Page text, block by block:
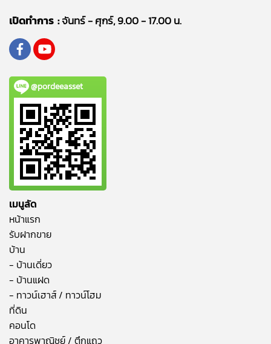
เปิดทำการ :จันทร์ - ศุกร์, 9.00 - 17.00 น.
@pordeeasset
เมนูลัด
หน้าแรก
รับฝากขาย
บ้าน
- บ้านเดี่ยว
- บ้านแฝด
- ทาวน์เฮาส์ / ทาวน์โฮม
ที่ดิน
คอนโด
อาคารพาณิชย์ / ตึกแถว